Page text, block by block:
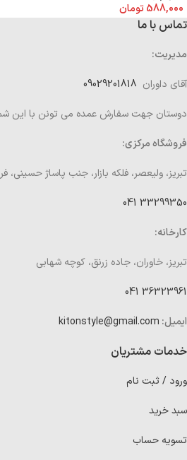
588,000تومان
تماس با ما
مدیریت:
آقای داوران
دوستان جهت سفارش عمده می تونن با این
فروشگاه مرکزی:
تبریز، ولیعصر، فلکه بازار، جنب پاساژ حسینی،
33299350 041
کارخانه:
تبریز، خاوران، جاده زرنق، کوچه شهابی
36323961 041
ایمیل: kitonstyle@gmail.com
خدمات مشتریان
ورود / ثبت نام
سبد خرید
تسویه حساب